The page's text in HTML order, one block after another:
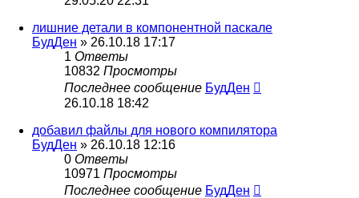
лишние детали в компонентной паскале
БудДен » 26.10.18 17:17
1 Ответы
10832 Просмотры
Последнее сообщение БудДен
26.10.18 18:42
добавил файлы для нового компилятора
БудДен » 26.10.18 12:16
0 Ответы
10971 Просмотры
Последнее сообщение БудДен